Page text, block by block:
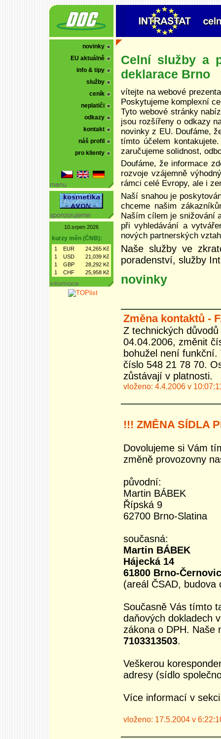
novinky
EU aktuálně
info & tipy
služby
ceník
neplatiči
odkazy
kontakt
náš profil
pro klienty
10.srpen 2026
kurzy měn (ČNB):
1 EUR
24,265 Kč
1
USD
21,039 Kč
1
GBP
28,292 Kč
1
CHF 25,958 Kč
Celní služby a
deklarace Brno
vítejte na webové
Poskytujeme komplexní
Tyto webové stránky
jsou rozšířeny o odkazy
novinky z EU. Doufáme,
tímto účelem
zaručujeme solidnost,
Doufáme, že informace
rozvoje vzájemně
rámci celé Evropy, ale i
Naší snahou je
chceme našim
Naším cílem je snižování
při vyhledávání a
nových partnerských
Naše služby ve
poradenství, služby
novinky
Změna kontaktů -
Z technických
04.04.2006, změnit
bohužel není
číslo 548 21 78 70.
zůstávají v platnosti.
vloženo: 4.4.2006 v
!!! ZMĚNA SÍDLA
Dovolujeme si Vám
změně provozovny
původní:
Martin BÁBEK
Řípská 9
62700 Brno-Slatina
současná:
Martin BÁBEK
Hájecká 14
61800 Brno-
(areál ČSAD,
Současně Vás tímto
daňových dokladech
zákona o DPH.
7103313503.
Veškerou
adresy (sídlo
Více informací v
vloženo: 17.5.2004 v